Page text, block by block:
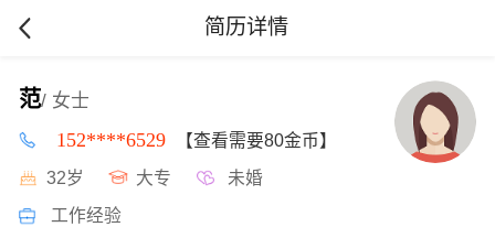
简历详情
范/ 女士
152****6529 【查看需要80金币】
32岁 大专 未婚
工作经验